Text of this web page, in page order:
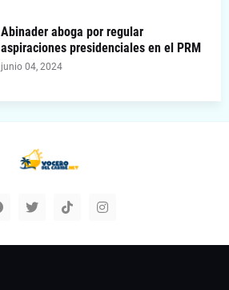
Abinader aboga por regular
aspiraciones presidenciales en el PRM
junio 04, 2024